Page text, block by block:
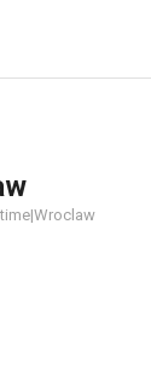
|Wroclaw